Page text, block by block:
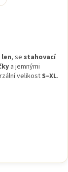
len, se stahovací
a jemnými
velikostS–XL.